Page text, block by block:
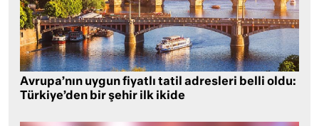
Avrupa’nın uygun fiyatlı tatil adresleri belli oldu:
Türkiye’den bir şehir ilk ikide